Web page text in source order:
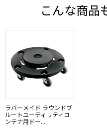
こんな商品
ラバーメイド ラウンドブ
ルートユーティリティコ
ンテナ用ドー...